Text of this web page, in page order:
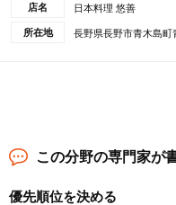
店名 日本料理 悠善
所在地 長野県長野市青木島町
この分野の専門家が
優先順位を決める